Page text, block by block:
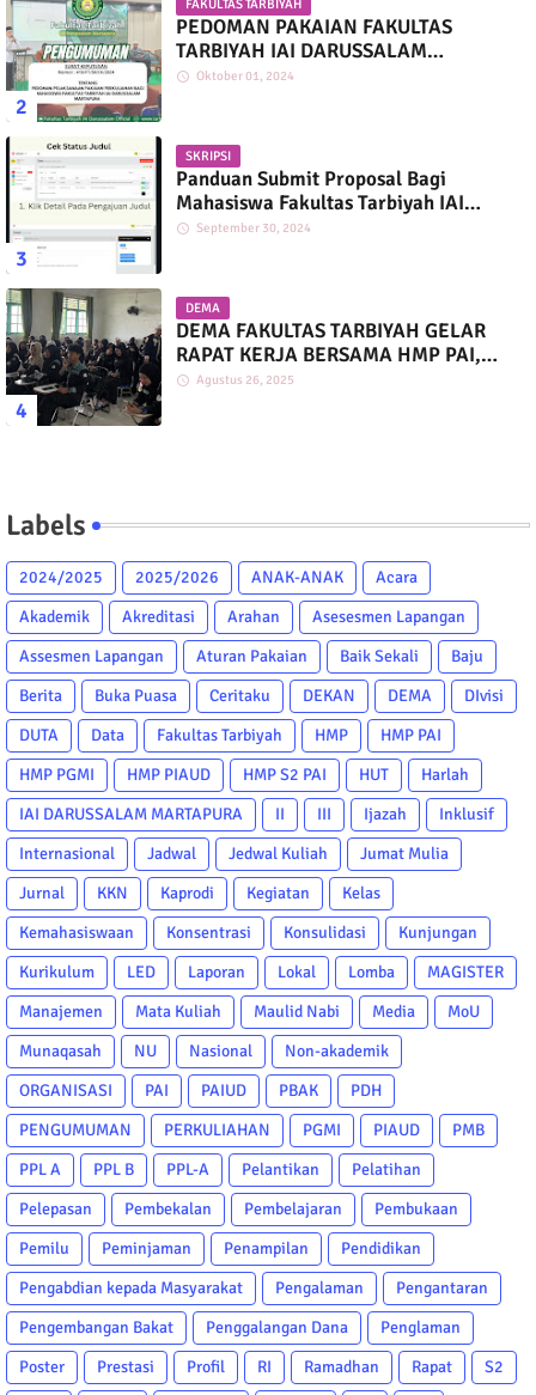
FAKULTAS TARBIYAH
PEDOMAN PAKAIAN FAKULTAS
TARBIYAH IAI DARUSSALAM
MARTAPURA
Oktober 01, 2024
SKRIPSI
Panduan Submit Proposal Bagi
Mahasiswa Fakultas Tarbiyah IAI
Darussalam
September 30, 2024
DEMA
DEMA FAKULTAS TARBIYAH GELAR
RAPAT KERJA BERSAMA HMP PAI,
PGMI, DAN PIAUD
Agustus 26, 2025
Labels
2024/2025 2025/2026 ANAK-ANAK
Acara
Akademik
Akreditasi Arahan
Asesesmen Lapangan
Assesmen Lapangan
Aturan Pakaian Baik Sekali
Baju
Berita
Buka Puasa Ceritaku DEKAN DEMA
DIvisi
DUTA
Data Fakultas Tarbiyah HMP
HMP PAI
HMP PGMI
HMP PIAUD HMP S2 PAI HUT
Harlah
IAI DARUSSALAM MARTAPURA
II III Ijazah
Inklusif
Internasional
Jadwal Jedwal Kuliah
Jumat Mulia
Jurnal
KKN Kaprodi Kegiatan
Kelas
Kemahasiswaan
Konsentrasi Konsulidasi
Kunjungan
Kurikulum
LED Laporan Lokal Lomba
MAGISTER
Manajemen
Mata Kuliah Maulid Nabi Media
MoU
Munaqasah
NU Nasional
Non-akademik
ORGANISASI
PAI PAIUD PBAK
PDH
PENGUMUMAN
PERKULIAHAN PGMI PIAUD
PMB
PPL A
PPL B PPL-A Pelantikan
Pelatihan
Pelepasan
Pembekalan Pembelajaran
Pembukaan
Pemilu
Peminjaman Penampilan
Pendidikan
Pengabdian kepada Masyarakat
Pengalaman
Pengantaran
Pengembangan Bakat
Penggalangan Dana
Penglaman
Poster
Prestasi Profil RI Ramadhan Rapat
S2